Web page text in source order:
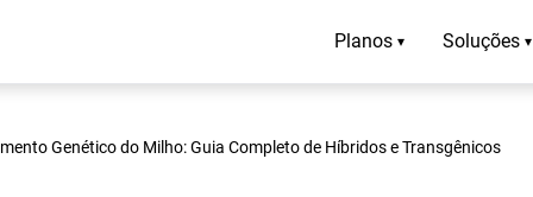
Planos ▾ Soluções ▾
Genético do Milho: Guia Completo de Híbridos e Transgênicos